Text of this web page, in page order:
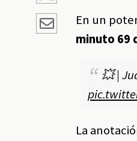
En un
minuto 69
💥 |
La